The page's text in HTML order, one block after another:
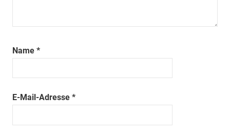
Name *
E-Mail-Adresse *